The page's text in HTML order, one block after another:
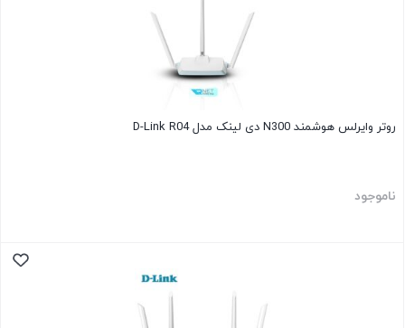
روتر وایرلس هوشمند N300 دی لینک مدل D-Link R04
ناموجود